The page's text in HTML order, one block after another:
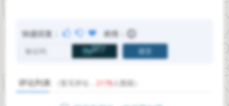
快捷回复： 表情：
评论列表 （暂无评论， 2178人围观）